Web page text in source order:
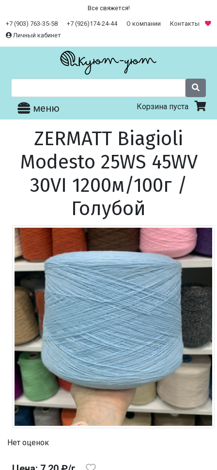
Все свяжется!
+7 (903) 763-35-58 +7 (926)174-24-44 О компании
Контакты
Личный кабинет
меню Корзина пуста
ZERMATT Biagioli
Modesto 25WS 45WV
30VI 1200м/100г /
Голубой
Нет оценок